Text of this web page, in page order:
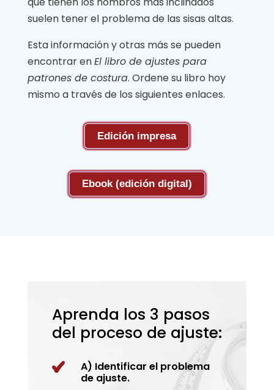
suelen tener el problema de las sisas altas.
Esta información y otras más se pueden
encontrar enEl libro de ajustes para
patrones de costura. Ordene su libro hoy
mismo a través de los siguientes enlaces.
Edición impresa
Ebook (edición digital)
Aprenda los 3 pasos
del proceso de ajuste:
A) Identificar el problema
de ajuste.